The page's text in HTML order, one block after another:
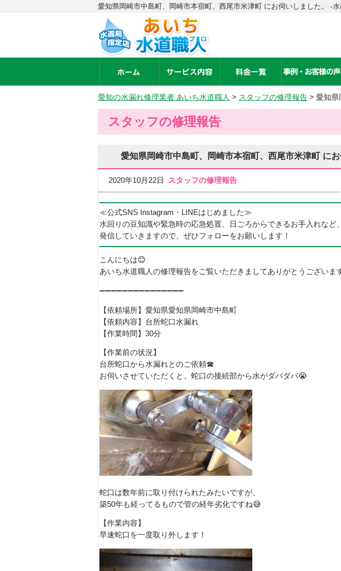
愛知県岡崎市中島町、岡崎市本宿町、西尾市米津町 にお伺いしました。 -
愛知の水漏れ修理業者 あいち水道職人 > スタッフの修理報告 > 愛知県
スタッフの修理報告
愛知県岡崎市中島町、岡崎市本宿町、西尾市米津町 にお
2020年10月22日 スタッフの修理報告
≪公式SNS Instagram・LINEはじめました≫
水回りの豆知識や緊急時の応急処置、日ごろからできるお手入れなど
発信していきますので、ぜひフォローをお願いします！
こんにちは😊
あいち水道職人の修理報告をご覧いただきましてありがとうございま
➖➖➖➖➖➖➖➖➖➖➖➖➖➖➖
【依頼場所】愛知県愛知県岡崎市中島町
【依頼内容】台所蛇口水漏れ
【作業時間】30分
【作業前の状況】
台所蛇口から水漏れとのご依頼☎
お伺いさせていただくと、蛇口の接続部から水がダバダバ😭
蛇口は数年前に取り付けられたみたいですが、
築50年も経ってるもので管の経年劣化ですね😅
【作業内容】
早速蛇口を一度取り外します！